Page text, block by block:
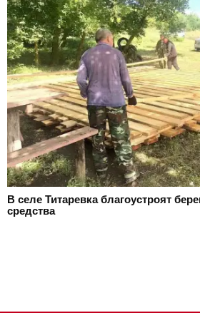
В селе Титаревка благоустроят
средства